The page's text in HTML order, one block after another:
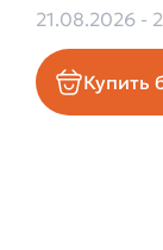
21.08.2026 -
Купить